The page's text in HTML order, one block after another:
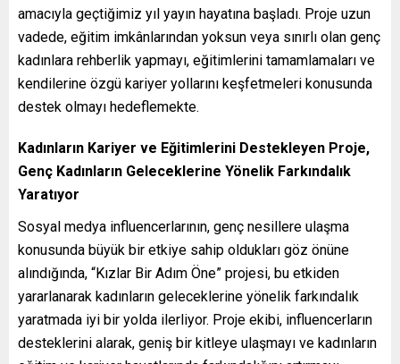
amacıyla geçtiğimiz yıl yayın hayatına başladı. Proje uzun
vadede, eğitim imkânlarından yoksun veya sınırlı olan genç
kadınlara rehberlik yapmayı, eğitimlerini tamamlamaları ve
kendilerine özgü kariyer yollarını keşfetmeleri konusunda
destek olmayı hedeflemekte.
Kadınların Kariyer ve Eğitimlerini Destekleyen Proje,
Genç Kadınların Geleceklerine Yönelik Farkındalık
Yaratıyor
Sosyal medya influencerlarının, genç nesillere ulaşma
konusunda büyük bir etkiye sahip oldukları göz önüne
alındığında, “Kızlar Bir Adım Öne” projesi, bu etkiden
yararlanarak kadınların geleceklerine yönelik farkındalık
yaratmada iyi bir yolda ilerliyor. Proje ekibi, influencerların
desteklerini alarak, geniş bir kitleye ulaşmayı ve kadınların